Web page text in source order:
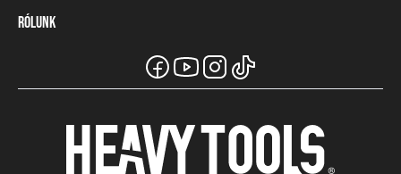
Mérettáblázat
Üzleteink és viszonteladók
Gyakori kérdések (GYIK)
Ajándékkártya
Belépés / Regisztráció
Rólunk
A Heavy Tools márka
Viszonteladói információ
Széchenyi Terv Plusz